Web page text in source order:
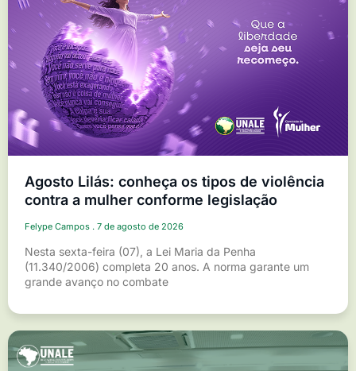
Agosto Lilás: conheça os tipos de violência
contra a mulher conforme legislação
Felype Campos 7 de agosto de 2026
Nesta sexta-feira (07), a Lei Maria da Penha
(11.340/2006) completa 20 anos. A norma garante um
grande avanço no combate